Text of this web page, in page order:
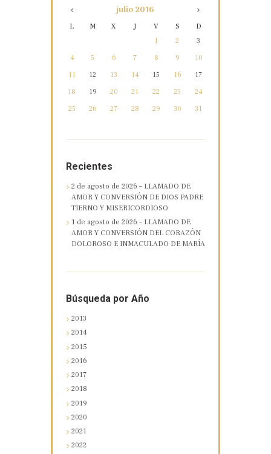
julio2016
L M X J V S
D
1
2
3
4
5 6 7 8 9
10
11
12 13 14 15 16
17
18
19 20 21 22 23
24
25
26 27 28 29 30 31
Recientes
2 de agosto de 2026 – LLAMADO DE
AMOR Y CONVERSIÓN DE DIOS PADRE
TIERNO Y MISERICORDIOSO
1 de agosto de 2026 – LLAMADO DE
AMOR Y CONVERSIÓN DEL CORAZÓN
DOLOROSO E INMACULADO DE MARÍA
Búsqueda por Año
2013
2014
2015
2016
2017
2018
2019
2020
2021
2022